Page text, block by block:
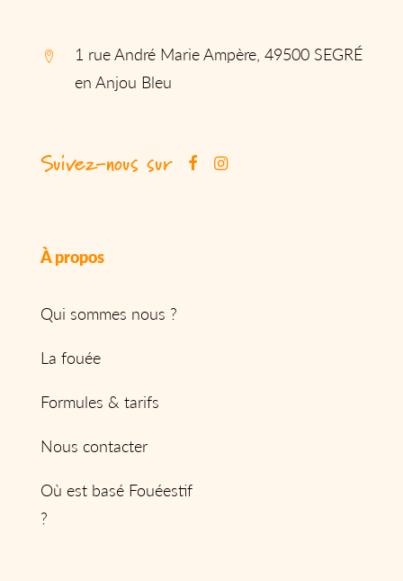
1 rue André Marie Ampère, 49500 SEGRÉ
en Anjou Bleu
Suivez-nous sur
À propos
Qui sommes nous ?
La fouée
Formules & tarifs
Nous contacter
Où est basé Fouéestif
?